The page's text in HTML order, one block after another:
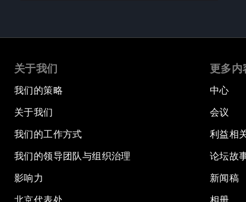
关于我们
我们的策略
关于我们
我们的工作方式
我们的领导团队与组织治理
影响力
更多内
中心
会议
利益相
论坛故
新闻稿